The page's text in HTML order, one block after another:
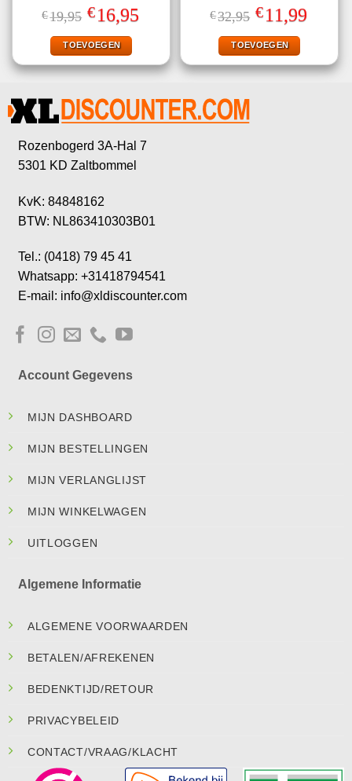
Gewaardeerd
5.00uit 5
€19,95 Oorspronkelijke
prijs
was:
€19,95.
€16,95prijs
TOEVOEGEN
Gewaardeerd
4.71uit 5
€32,95 Oorspronkelijke
prijs
was:
€32,95.
€11,99Huidige
prijs
TOEVOEGEN
Rozenbogerd 3A-Hal 7
5301 KD Zaltbommel
KvK: 84848162
BTW: NL863410303B01
Tel.: (0418) 79 45 41
Whatsapp: +31418794541
E-mail: info@xldiscounter.com
Account Gegevens
MIJN DASHBOARD
MIJN BESTELLINGEN
MIJN VERLANGLIJST
MIJN WINKELWAGEN
UITLOGGEN
Algemene Informatie
ALGEMENE VOORWAARDEN
BETALEN/AFREKENEN
BEDENKTIJD/RETOUR
PRIVACYBELEID
CONTACT/VRAAG/KLACHT